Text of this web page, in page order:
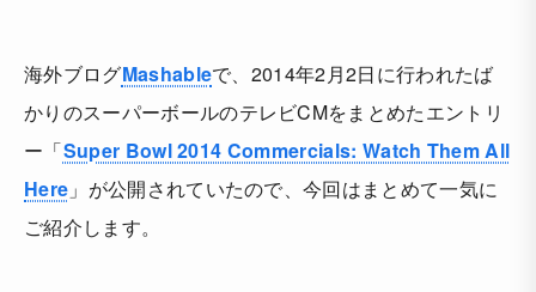
海外ブログMashableで、2014年2月2日に行われたば
かりのスーパーボールのテレビCMをまとめたエントリ
ー「Super Bowl 2014 Commercials: Watch Them All
Here 」が公開されていたので、今回はまとめて一気に
ご紹介します。